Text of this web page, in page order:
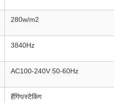
280w/m2
3840Hz
AC100-240V 50-60Hz
हैंगिंग/स्टैकिंग